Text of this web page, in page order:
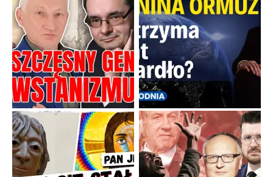
Boskie przestrogi na trudne czasy. Maryjna alternatywa dla
cyfrowego świata
Święte orędzia w cieniu smartfonów.
Popularne